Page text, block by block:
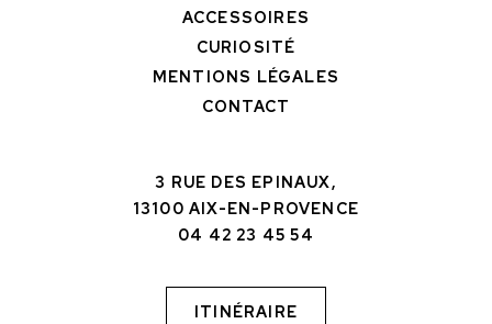
ACCESSOIRES
CURIOSITÉ
MENTIONS LÉGALES
CONTACT
3 RUE DES EPINAUX,
13100 AIX-EN-PROVENCE
04 42 23 45 54
ITINÉRAIRE